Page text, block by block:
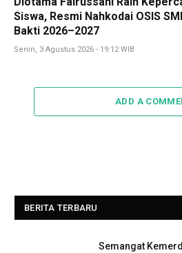
Siswa, Resmi Nahkodai OSIS
Bakti 2026–2027
Senin, 3 Agustus 2026 - 19:12 WIB
ADD A
BERITA TERBARU
Semangat